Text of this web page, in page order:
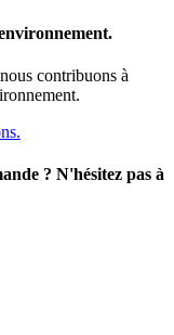
contribuons à
? N'hésitez pas à